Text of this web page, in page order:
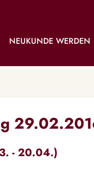
NEUKUNDE WERDEN
- 20.04.)